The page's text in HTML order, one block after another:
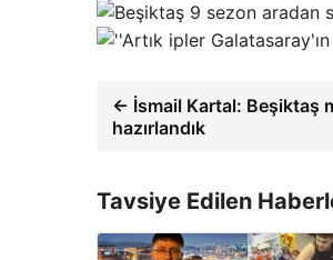
← İsmail Kartal: Beşiktaş
hazırlandık
Tavsiye Edilen